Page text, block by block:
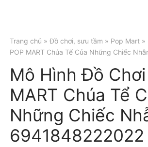
Trang chủ »Đồ chơi, sưu tầm » Pop Mart »
POP MART Chúa Tể Của Những Chiếc
Mô Hình Đồ Chơi
MART Chúa Tể
Những Chiếc
6941848222022